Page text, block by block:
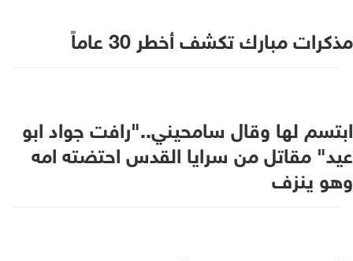
مذكرات مبارك تكشف أخطر 30 عاماً
ابتسم لها وقال سامحيني.."رافت جواد ابو
عيد" مقاتل من سرايا القدس احتضته امه
وهو ينزف